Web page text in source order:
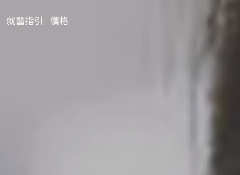
就醫指引 價格